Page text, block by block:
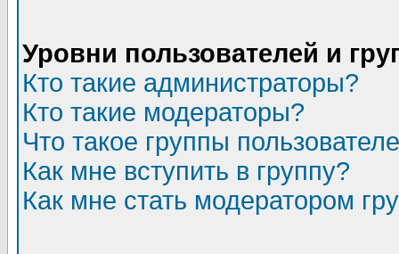
Уровни пользователей и
Кто такие администраторы?
Кто такие модераторы?
Что такое группы
Как мне вступить в группу?
Как мне стать модератором